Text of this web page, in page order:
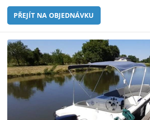
PŘEJÍT NA OBJEDNÁVKU